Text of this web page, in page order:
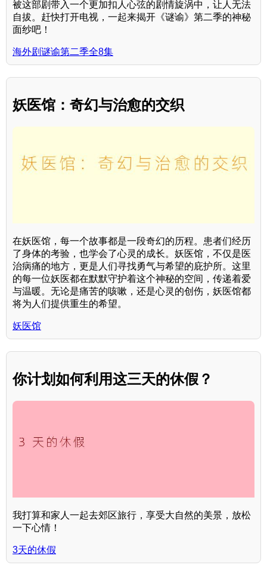
被这部剧带入一个更加扣人心弦的剧情旋涡中，让人无法
自拔。赶快打开电视，一起来揭开《谜谕》第二季的神秘
面纱吧！
海外剧谜谕第二季全8集
妖医馆：奇幻与治愈的交织
在妖医馆，每一个故事都是一段奇幻的历程。患者们经历
了身体的考验，也学会了心灵的成长。妖医馆，不仅是医
治病痛的地方，更是人们寻找勇气与希望的庇护所。这里
的每一位妖医都在默默守护着这个神秘的空间，传递着爱
与温暖。无论是痛苦的咳嗽，还是心灵的创伤，妖医馆都
将为人们提供重生的希望。
妖医馆
你计划如何利用这三天的休假？
我打算和家人一起去郊区旅行，享受大自然的美景，放松
一下心情！
3天的休假